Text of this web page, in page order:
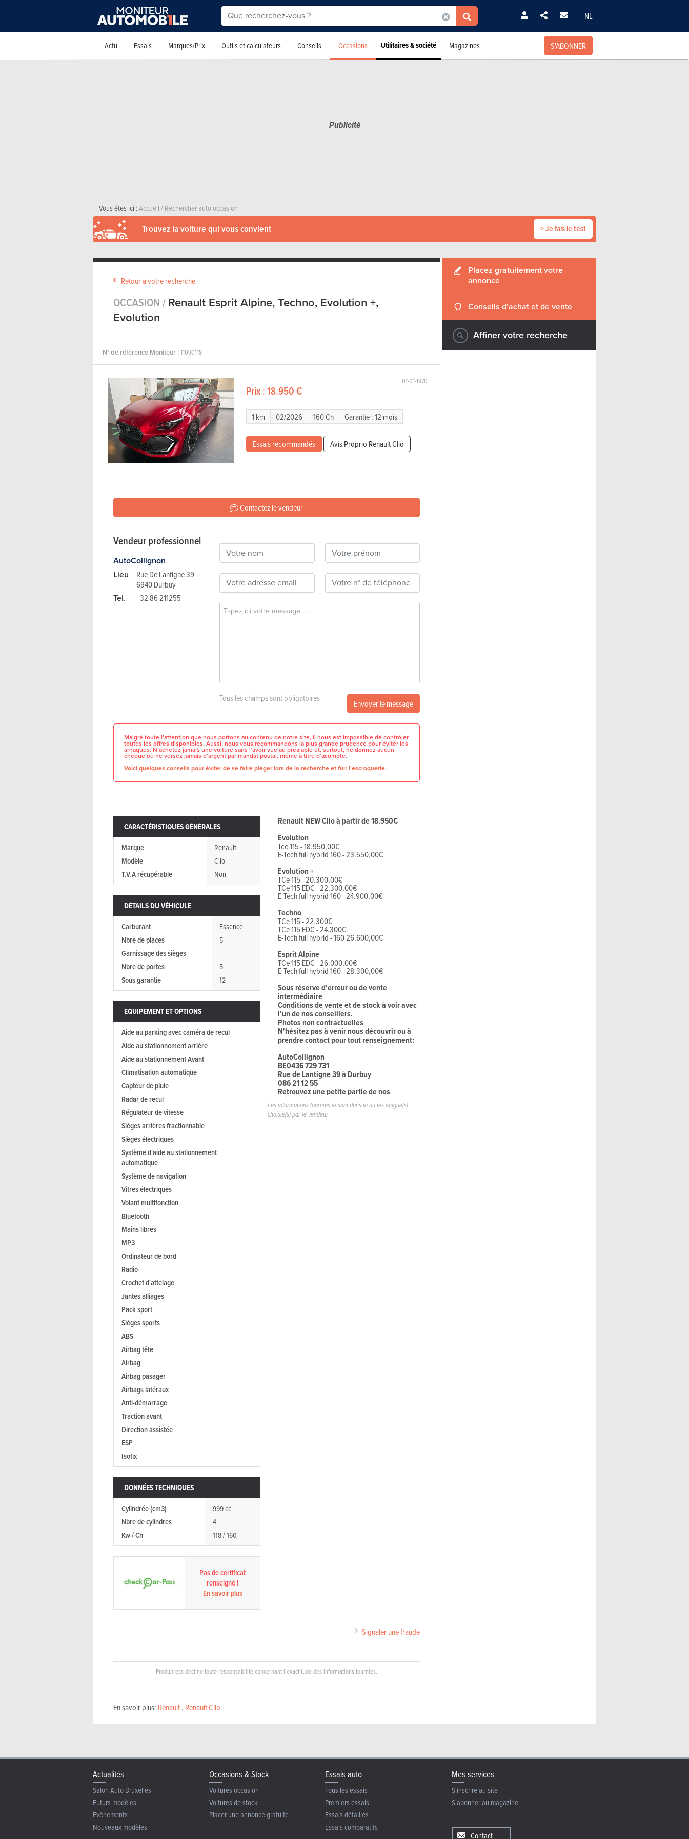
NL
Actu Essais Marques/Prix Outils et calculateurs Conseils Occasions Utilitaires & société Magazines S'ABONNER
Vous êtes ici :Accueil/Rechercher auto occasion
Trouvez la voiture qui vous convient > Je fais le test
Retour à votre recherche
OCCASION /Renault Esprit Alpine, Techno, Evolution +,
Evolution
N° de référence Moniteur :11090118
01-01-1970
Prix :18.950 €
1 km 02/2026 160 Ch Garantie : 12 mois
Essais recommandés Avis Proprio Renault Clio
Contactez le vendeur
Vendeur professionnel
AutoCollignon
Lieu
Rue De Lantigne 39
6940 Durbuy
Tel. +32 86 211255
Tous les champs sont obligatoires Envoyer le message
Malgré toute l’attention que nous portons au contenu de notre site, il nous est impossible de contrôler
toutes les offres disponibles. Aussi, nous vous recommandons la plus grande prudence pour éviter les
arnaques. N’achetez jamais une voiture sans l’avoir vue au préalable et, surtout, ne donnez aucun
chèque ou ne versez jamais d’argent par mandat postal, même à titre d’acompte.
Voici quelques conseils pour éviter de se faire piéger lors de la recherche et fuir l'escroquerie.
CARACTÉRISTIQUES GÉNÉRALES
Marque
Renault
Modèle
Clio
T.V.A récupérable
Non
DÉTAILS DU VÉHICULE
Carburant
Essence
Nbre de places
5
Garnissage des sièges
Nbre de portes
5
Sous garantie
12
EQUIPEMENT ET OPTIONS
Aide au parking avec caméra de recul
Aide au stationnement arrière
Aide au stationnement Avant
Climatisation automatique
Capteur de pluie
Radar de recul
Régulateur de vitesse
Sièges arrières fractionnable
Sièges électriques
Système d'aide au stationnement
automatique
Système de navigation
Vitres électriques
Volant multifonction
Bluetooth
Mains libres
MP3
Ordinateur de bord
Radio
Crochet d'attelage
Jantes alliages
Pack sport
Sièges sports
ABS
Airbag tête
Airbag
Airbag pasager
Airbags latéraux
Anti-démarrage
Traction avant
Direction assistée
ESP
Isofix
DONNÉES TECHNIQUES
Cylindrée (cm3)
999 cc
Nbre de cylindres
4
Kw / Ch
118 / 160
Pas de certificat
renseigné !
En savoir plus
Renault NEW Clio à partir de 18.950€
Evolution
Tce 115 - 18.950,00€
E-Tech full hybrid 160 - 23.550,00€
Evolution +
TCe 115 - 20.300,00€
TCe 115 EDC - 22.300,00€
E-Tech full hybrid 160 - 24.900,00€
Techno
TCe 115 - 22.300€
TCe 115 EDC - 24.300€
E-Tech full hybrid - 160 26.600,00€
Esprit Alpine
TCe 115 EDC - 26.000,00€
E-Tech full hybrid 160 - 28.300,00€
Sous réserve d'erreur ou de vente
intermédiaire
Conditions de vente et de stock à voir avec
l'un de nos conseillers.
Photos non contractuelles
N'hésitez pas à venir nous découvrir ou à
prendre contact pour tout renseignement:
AutoCollignon
BE0436 729 731
Rue de Lantigne 39 à Durbuy
086 21 12 55
Retrouvez une petite partie de nos
véhicules "presque neufs" sur notre site :
autocollignon.be
Les informations fournies le sont dans la ou les langue(s)
choisie(s) par le vendeur
Signaler une fraude
Produpress décline toute responsabilité concernant l’exactitude des informations fournies.
En savoir plus: Renault, Renault Clio
Placez gratuitement votre
annonce
Conseils d’achat et de vente
Affiner votre recherche
Actualités
Salon Auto Bruxelles
Futurs modèles
Evènements
Nouveaux modèles
Occasions & Stock
Voitures occasion
Voitures de stock
Placer une annonce gratuite
Essais auto
Tous les essais
Premiers essais
Essais détaillés
Essais comparatifs
Mes services
S'inscrire au site
S'abonner au magazine
Contact